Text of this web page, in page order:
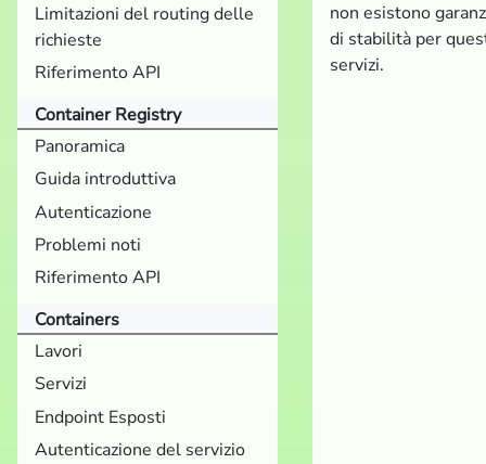
Limitazioni del routing delle
richieste
Riferimento API
Container Registry
Panoramica
Guida introduttiva
Autenticazione
Problemi noti
Riferimento API
Containers
Lavori
Servizi
Endpoint Esposti
Autenticazione del servizio
non esistono
di stabilità per
servizi.